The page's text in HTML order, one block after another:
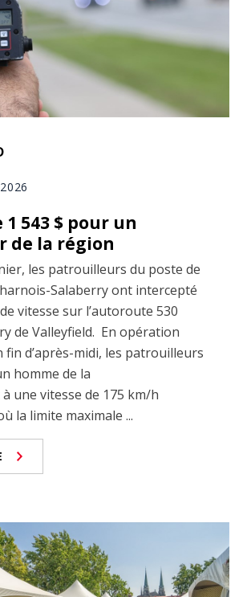
543 $ pour un
de la région
les patrouilleurs du poste de
Salaberry ont intercepté
vitesse sur l’autoroute 530
de Valleyfield. En opération
fin d’après-midi, les patrouilleurs
homme de la
une vitesse de 175 km/h
la limite maximale ...